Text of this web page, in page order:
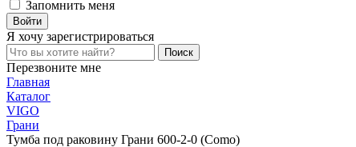
Запомнить меня
Я хочу зарегистрироваться
Перезвоните мне
Главная
Каталог
VIGO
Грани
Тумба под раковину Грани 600-2-0 (Como)